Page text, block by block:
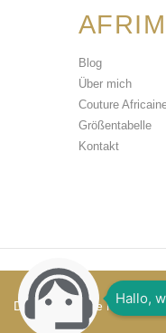
Blog
Über mich
Couture
Größentabelle
Kontakt
Diese Webseite nutzt